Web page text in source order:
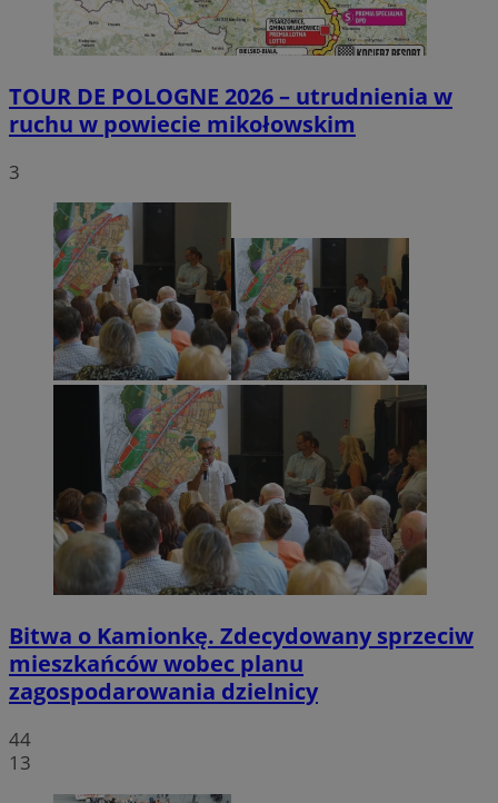
TOUR DE POLOGNE 2026 – utrudnienia w
ruchu w powiecie mikołowskim
3
Bitwa o Kamionkę. Zdecydowany sprzeciw
mieszkańców wobec planu
zagospodarowania dzielnicy
44
13